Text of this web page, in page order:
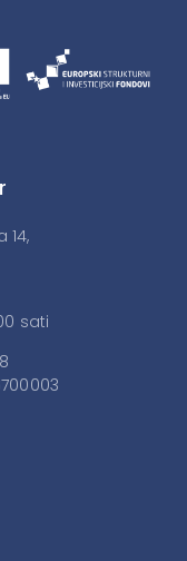
14,
sati